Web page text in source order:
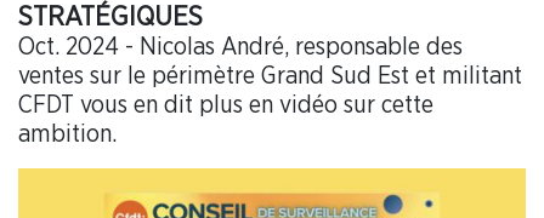
STRATÉGIQUES
Oct. 2024 - Nicolas André, responsable des
ventes sur le périmètre Grand Sud Est et militant
CFDT vous en dit plus en vidéo sur cette
ambition.